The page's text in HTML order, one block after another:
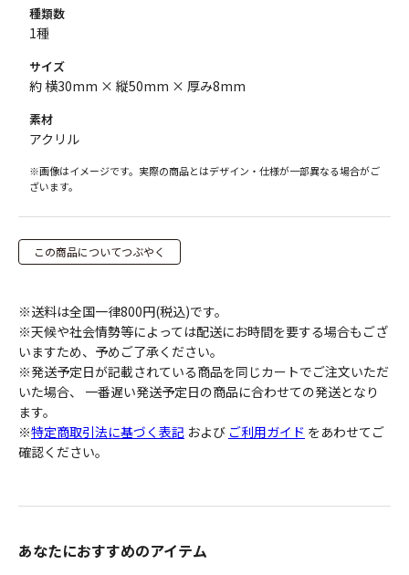
種類数
1種
サイズ
約 横30mm × 縦50mm × 厚み8mm
素材
アクリル
※画像はイメージです。実際の商品とはデザイン・仕様が一部異なる場合がご
ざいます。
この商品についてつぶやく
※送料は全国一律800円(税込)です。
※天候や社会情勢等によっては配送にお時間を要する場合もござ
いますため、予めご了承ください。
※発送予定日が記載されている商品を同じカートでご注文いただ
いた場合、 一番遅い発送予定日の商品に合わせての発送となり
ます。
※特定商取引法に基づく表記 および ご利用ガイド をあわせてご
確認ください。
あなたにおすすめのアイテム